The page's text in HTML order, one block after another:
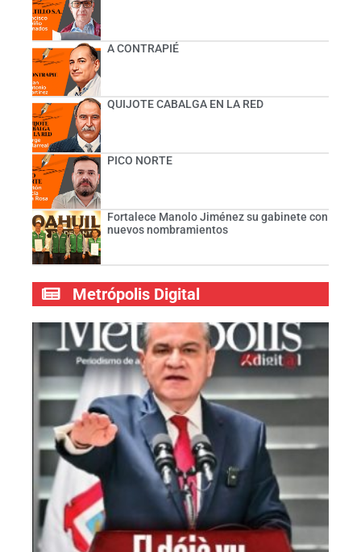
A CONTRAPIÉ
QUIJOTE CABALGA EN LA RED
PICO NORTE
Fortalece Manolo Jiménez su gabinete con
nuevos nombramientos
Metrópolis Digital